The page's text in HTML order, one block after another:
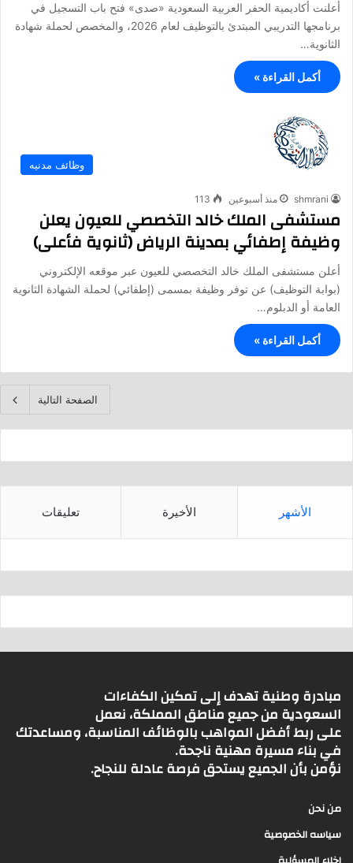
أعلنت أكاديمية الحفر العربية السعودية «صدى» فتح باب التسجيل في
برنامجها التدريبي المبتدئ بالتوظيف لعام 2026، والمخصص لحملة شهادة
الثانوية…
أكمل القراءة »
وظائف مدنيه
shmrani منذ أسبوعين 113
مستشفى الملك خالد التخصصي للعيون يعلن
وظيفة إطفائي بمدينة الرياض (ثانوية فأعلى)
أعلن مستشفى الملك خالد التخصصي للعيون عبر موقعه الإلكتروني
(بوابة التوظيف) عن توفر وظيفة بمسمى (إطفائي) لحملة الشهادة الثانوية
العامة أو الدبلوم…
أكمل القراءة »
الصفحة التالية
الأشهر الأخيرة تعليقات
مبادرة وطنية تهدف إلى تمكين الكفاءات
السعودية من جميع مناطق المملكة، نعمل
على ربط أفضل المواهب بالوظائف المناسبة، ومساعدتك
في بناء مسيرة مهنية ناجحة.
نؤمن بأن الجميع يستحق فرصة عادلة للنجاح.
من نحن
سياسه الخصوصية